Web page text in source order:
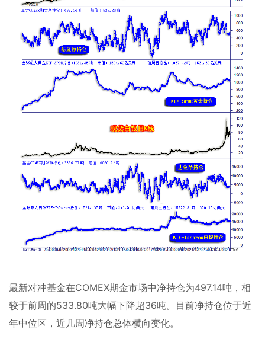
最新对冲基金在COMEX期金市场中净持仓为497.14吨，相
较于前周的533.80吨大幅下降超36吨。目前净持仓位于近
年中位区，近几周净持仓总体横向变化。